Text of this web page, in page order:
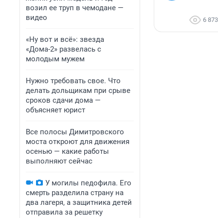
возил ее труп в чемодане —
видео
«Ну вот и всё»: звезда
«Дома-2» развелась с
молодым мужем
Нужно требовать свое. Что
делать дольщикам при срыве
сроков сдачи дома —
объясняет юрист
Все полосы Димитровского
моста откроют для движения
осенью — какие работы
выполняют сейчас
У могилы педофила. Его
смерть разделила страну на
два лагеря, а защитника детей
отправила за решетку
6 873